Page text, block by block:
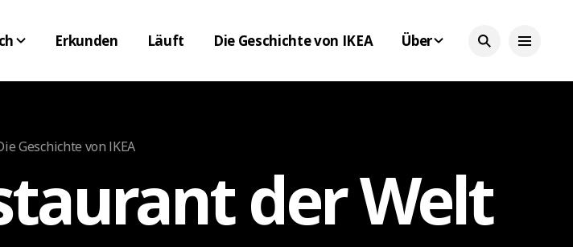
Erkunden Läuft Die Geschichte von IKEA Über
Geschichte von IKEA
der Welt